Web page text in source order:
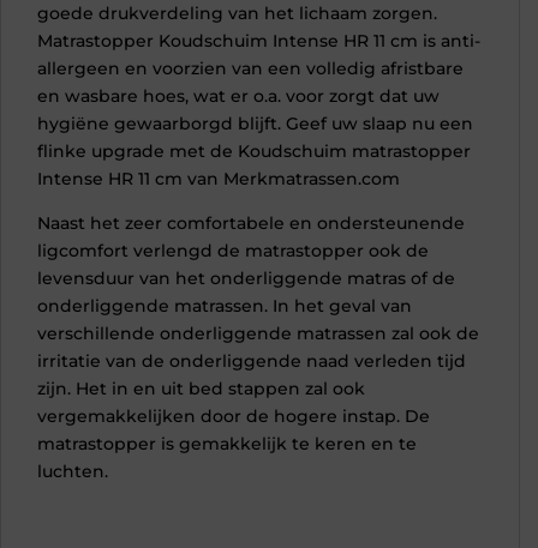
goede drukverdeling van het lichaam zorgen.
Matrastopper Koudschuim Intense HR 11 cm is anti-
allergeen en voorzien van een volledig afristbare
en wasbare hoes, wat er o.a. voor zorgt dat uw
hygiëne gewaarborgd blijft. Geef uw slaap nu een
flinke upgrade met de Koudschuim matrastopper
Intense HR 11 cm van Merkmatrassen.com
Naast het zeer comfortabele en ondersteunende
ligcomfort verlengd de matrastopper ook de
levensduur van het onderliggende matras of de
onderliggende matrassen. In het geval van
verschillende onderliggende matrassen zal ook de
irritatie van de onderliggende naad verleden tijd
zijn. Het in en uit bed stappen zal ook
vergemakkelijken door de hogere instap. De
matrastopper is gemakkelijk te keren en te
luchten.